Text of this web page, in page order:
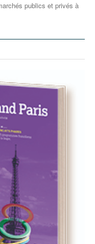
publics et privés à